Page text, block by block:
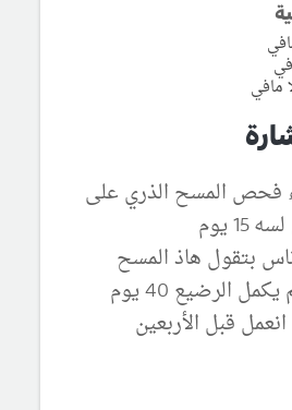
مافي
فحص المسح الذري على
يوم
بتقول هاذ المسح
الرضيع 40 يوم
قبل الأربعين